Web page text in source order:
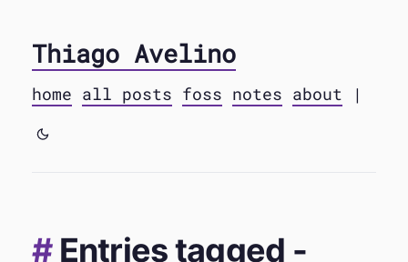
Thiago Avelino
home all posts foss notes about |
Entries tagged -